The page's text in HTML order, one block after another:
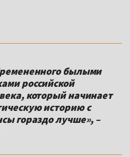
былыми
российской
который начинает
историю с
гораздо лучше», –